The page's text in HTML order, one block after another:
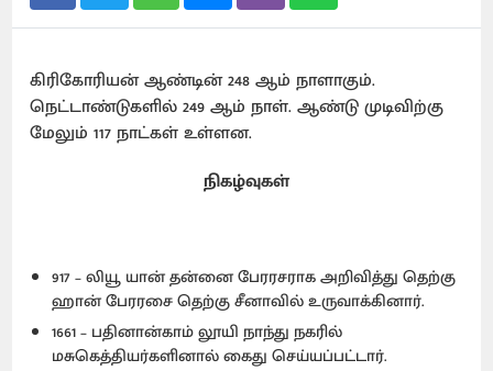
கிரிகோரியன் ஆண்டின் 248 ஆம் நாளாகும்.
நெட்டாண்டுகளில் 249 ஆம் நாள். ஆண்டு முடிவிற்கு
மேலும் 117 நாட்கள் உள்ளன.
நிகழ்வுகள்
917 – லியூ யான் தன்னை பேரரசராக அறிவித்து தெற்கு
ஹான் பேரரசை தெற்கு சீனாவில் உருவாக்கினார்.
1661 – பதினான்காம் லூயி நாந்து நகரில்
மசுகெத்தியர்களினால் கைது செய்யப்பட்டார்.